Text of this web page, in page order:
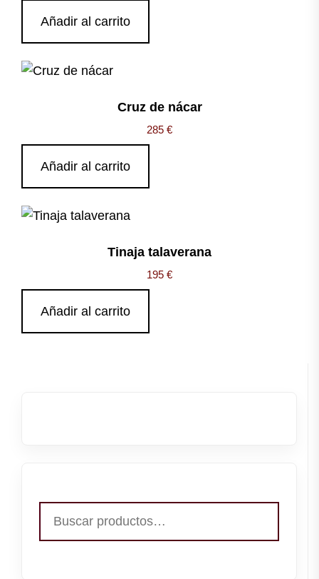
Añadir al carrito
Cruz de nácar
285 €
Añadir al carrito
Tinaja talaverana
195 €
Añadir al carrito
por: